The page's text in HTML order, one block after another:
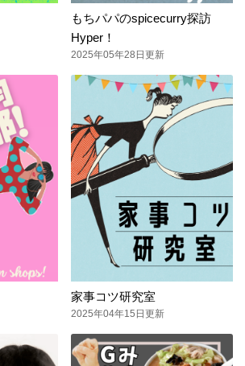
もちパパのspicecurry探訪
Hyper！
2025年05年28日更新
家事コツ研究室
2025年04年15日更新